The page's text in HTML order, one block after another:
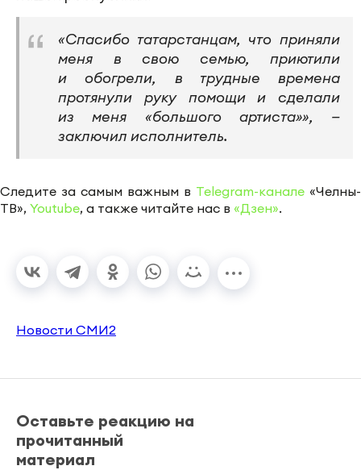
«Спасибо татарстанцам, что приняли
меня в свою семью, приютили
и обогрели, в трудные времена
протянули руку помощи и сделали
из меня «большого артиста»», —
заключил исполнитель.
Следите за самым важным в Telegram-канале «Челны-
ТВ», Youtube, а также читайте нас в «Дзен».
Новости СМИ2
Оставьте реакцию на
прочитанный
материал